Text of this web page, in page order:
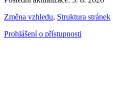
Změna vzhledu, Struktura stránek
Prohlášení o přístupnosti